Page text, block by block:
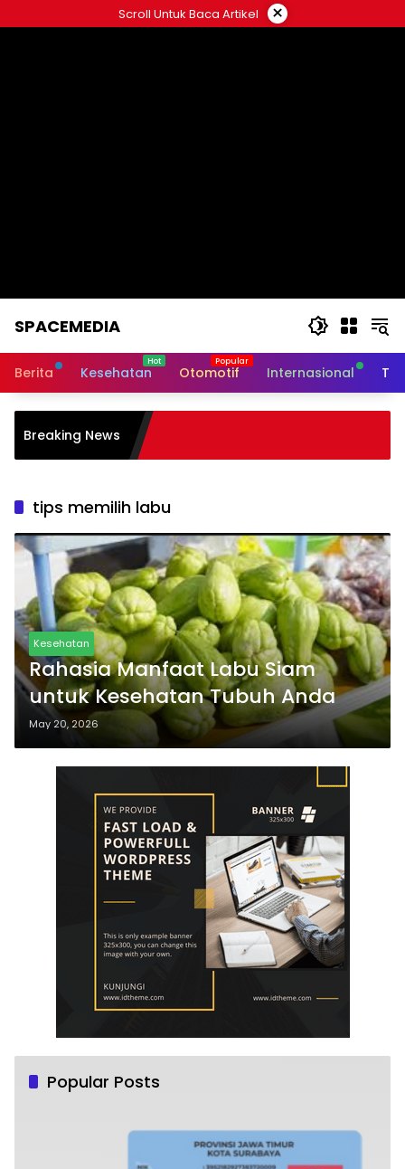
to
Scroll Untuk Baca Artikel ×
SPACEMEDIA
Berita Kesehatan Otomotif Internasional
Breaking News
Burnout pada
tips memilih labu
Kesehatan
Rahasia Manfaat Labu Siam
untuk Kesehatan Tubuh Anda
May 20, 2026
Popular Posts